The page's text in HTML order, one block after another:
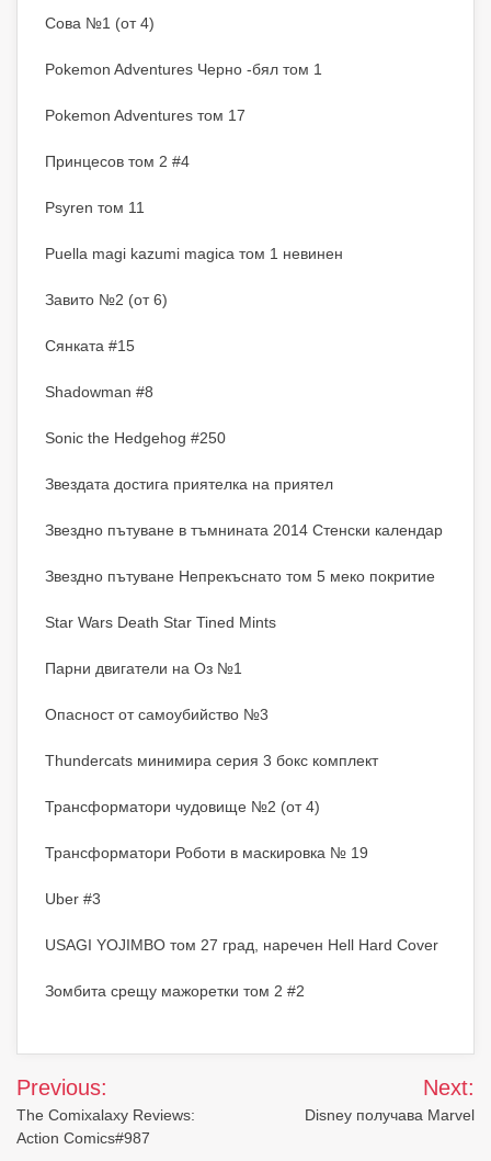
Сова №1 (от 4)
Pokemon Adventures Черно -бял том 1
Pokemon Adventures том 17
Принцесов том 2 #4
Psyren том 11
Puella magi kazumi magica том 1 невинен
Завито №2 (от 6)
Сянката #15
Shadowman #8
Sonic the Hedgehog #250
Звездата достига приятелка на приятел
Звездно пътуване в тъмнината 2014 Стенски календар
Звездно пътуване Непрекъснато том 5 меко покритие
Star Wars Death Star Tined Mints
Парни двигатели на Оз №1
Опасност от самоубийство №3
Thundercats минимира серия 3 бокс комплект
Трансформатори чудовище №2 (от 4)
Трансформатори Роботи в маскировка № 19
Uber #3
USAGI YOJIMBO том 27 град, наречен Hell Hard Cover
Зомбита срещу мажоретки том 2 #2
Post
navigation
Previous:
The Comixalaxy Reviews:
Action Comics#987
Next:
Disney получава Marvel